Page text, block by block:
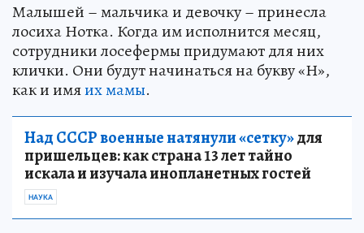
Малышей – мальчика и девочку – принесла
лосиха Нотка. Когда им исполнится месяц,
сотрудники лосефермы придумают для них
клички. Они будут начинаться на букву «Н»,
как и имяих мамы.
Над СССР военные натянули «сетку»для
пришельцев: как страна 13 лет тайно
искала и изучала инопланетных гостей
НАУКА